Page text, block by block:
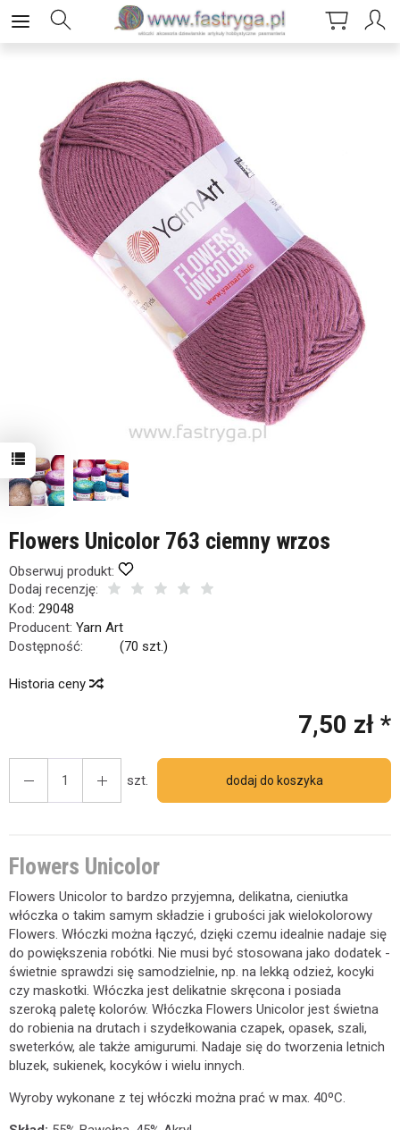
Flowers Unicolor 763 ciemny wrzos
Obserwuj produkt:
Dodaj recenzję:
Kod: 29048
Producent: Yarn Art
Dostępność:
(70 szt.)
Historia ceny
7,50 zł *
szt. dodaj do koszyka
Flowers Unicolor
Flowers Unicolor to bardzo przyjemna, delikatna, cieniutka
włóczka o takim samym składzie i grubości jak wielokolorowy
Flowers. Włóczki można łączyć, dzięki czemu idealnie nadaje się
do powiększenia robótki. Nie musi być stosowana jako dodatek -
świetnie sprawdzi się samodzielnie, np. na lekką odzież, kocyki
czy maskotki. Włóczka jest delikatnie skręcona i posiada
szeroką paletę kolorów. Włóczka Flowers Unicolor jest świetna
do robienia na drutach i szydełkowania czapek, opasek, szali,
sweterków, ale także amigurumi. Nadaje się do tworzenia letnich
bluzek, sukienek, kocyków i wielu innych.
Wyroby wykonane z tej włóczki można prać w max. 40ºC.